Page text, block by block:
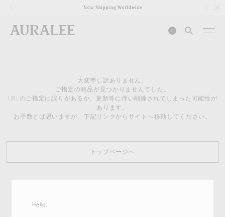
Hello,
Now Shipping Worldwide
0
大変申し訳ありません。
ご指定の商品が見つかりませんでした。
URLのご指定に誤りがあるか、更新等に伴い削除されてしまった可能性が
あります。
お手数とは思いますが、下記リンクからサイトへ移動してください。
トップページへ